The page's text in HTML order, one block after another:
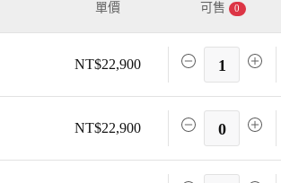
單價 可售 0
NT$22,900 1
NT$22,900 0